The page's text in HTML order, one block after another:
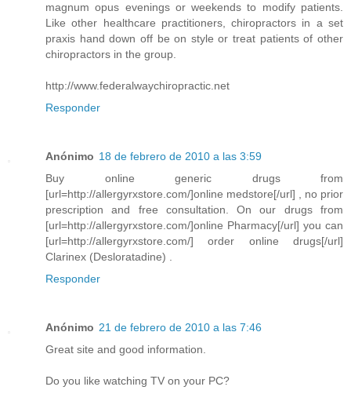
magnum opus evenings or weekends to modify patients.
Like other healthcare practitioners, chiropractors in a set
praxis hand down off be on style or treat patients of other
chiropractors in the group.
http://www.federalwaychiropractic.net
Responder
Anónimo 18 de febrero de 2010 a las 3:59
Buy online generic drugs from
[url=http://allergyrxstore.com/]online medstore[/url] , no prior
prescription and free consultation. On our drugs from
[url=http://allergyrxstore.com/]online Pharmacy[/url] you can
[url=http://allergyrxstore.com/] order online drugs[/url]
Clarinex (Desloratadine) .
Responder
Anónimo 21 de febrero de 2010 a las 7:46
Great site and good information.
Do you like watching TV on your PC?